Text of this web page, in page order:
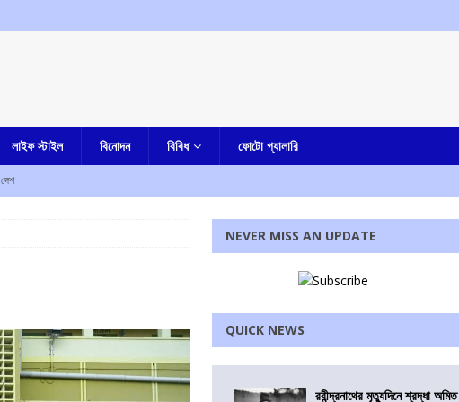
লাইফ স্টাইল বিনোদন বিবিধ ফোটো গ্যালারি
সাংসদরা, ছিলেন তিন বেসুরো সাংসদও
উত্তেজনা ডোমজুর এলাকায়.. বাংলা
NEVER MISS AN UPDATE
QUICK NEWS
রবীন্দ্রনাথের মৃত্যুদিনে শ্রদ্ধা অমিত